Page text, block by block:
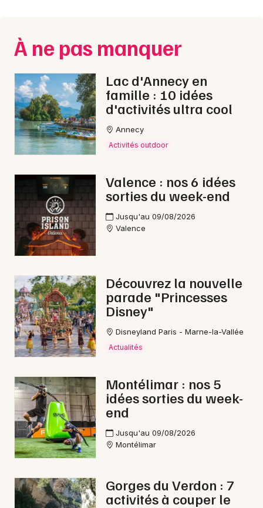
Actus à Saint-Vallier
Magazine à Saint-Vallier
26 - Drôme
Mon email
Je m'abonne
À ne pas manquer
Lac d'Annecy en
famille : 10 idées
d'activités ultra cool
Annecy
Activités outdoor
Valence : nos 6 idées
sorties du week-end
Jusqu'au 09/08/2026
Valence
Découvrez la nouvelle
parade "Princesses
Disney"
Disneyland Paris - Marne-la-Vallée
Actualités
Montélimar : nos 5
idées sorties du week-
end
Jusqu'au 09/08/2026
Montélimar
Gorges du Verdon : 7
activités à couper le